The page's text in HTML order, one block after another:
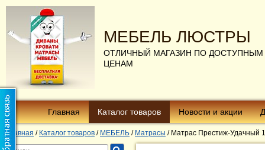
МЕБЕЛЬ ЛЮСТРЫ
ОТЛИЧНЫЙ МАГАЗИН ПО ДОСТУПНЫМ
ЦЕНАМ
Главная Каталог товаров Новости и акции
Главная / Каталог товаров / МЕБЕЛЬ / Матрасы / Матрас Престиж-Удачный